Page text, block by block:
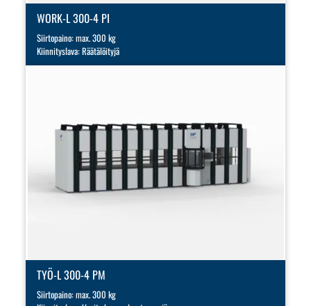
WORK-L 300-4 PI
Siirtopaino: max. 300 kg
Kiinnityslava: Räätälöityjä
TYÖ-L 300-4 PM
Siirtopaino: max. 300 kg